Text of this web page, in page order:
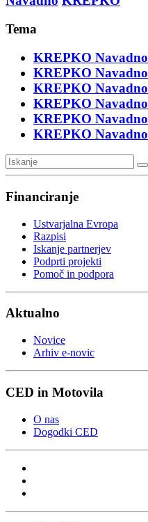
Tema
KREPKO Navadno
KREPKO Navadno
KREPKO Navadno
KREPKO Navadno
KREPKO Navadno
KREPKO Navadno
Financiranje
Ustvarjalna Evropa
Razpisi
Iskanje partnerjev
Podprti projekti
Pomoč in podpora
Aktualno
Novice
Arhiv e-novic
CED in Motovila
O nas
Dogodki CED